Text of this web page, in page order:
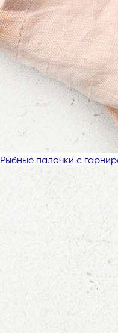
Рыбные палочки с